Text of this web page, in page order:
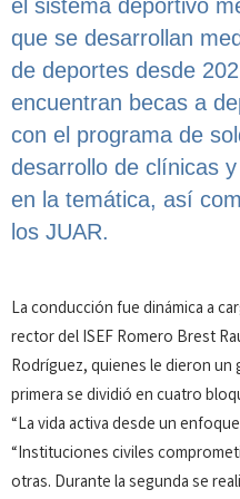
el sistema deportivo
que se desarrollan
de deportes desde
encuentran becas a
con el programa de
desarrollo de clínicas
en la temática, así
los JUAR.
La conducción fue dinámica a
rector del ISEF Romero Brest
Rodríguez, quienes le dieron un
primera se dividió en cuatro
“La vida activa desde un
“Instituciones civiles
otras. Durante la segunda se